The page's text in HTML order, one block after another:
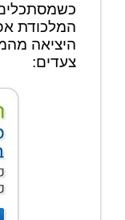
המלכודת
היציאה
צעדים: